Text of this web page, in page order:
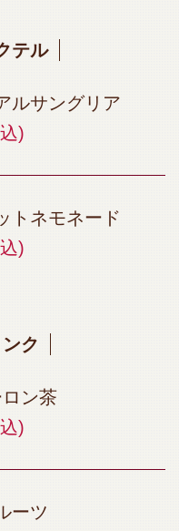
テル
ルサングリア
)
ネモネード
)
ク
ン茶
)
ーツ